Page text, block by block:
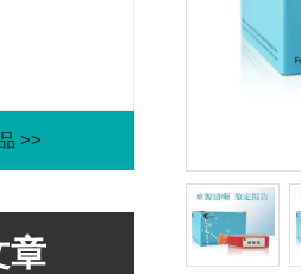
>>
章